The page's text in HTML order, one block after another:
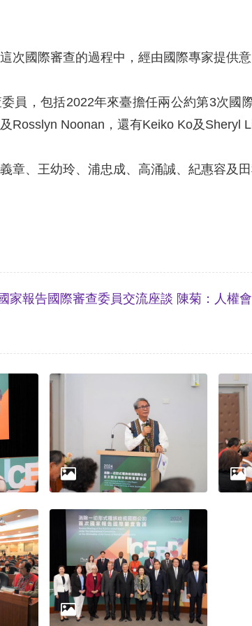
次國際審查的過程中，經由國際專家提供
員，包括2022年來臺擔任兩公約第3次國
Rosslyn Noonan，還有Keiko Ko及Sheryl
章、王幼玲、浦忠成、高涌誠、紀惠容及田
家報告國際審查委員交流座談 陳菊：人權